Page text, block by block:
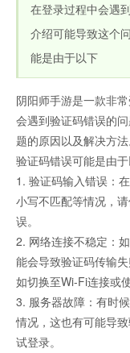
源接收资讯,手机短
证码网站
在登录过程中会遇
介绍可能导致这个
能是由于以下
阴阳师手游是一款非
会遇到验证码错误的
题的原因以及解决方法
验证码错误可能是由
1. 验证码输入错误：
小写不匹配等情况，
误。
2. 网络连接不稳定：
能会导致验证码传输
如切换至Wi-Fi连接或
3. 服务器故障：有时
情况，这也有可能导
试登录。